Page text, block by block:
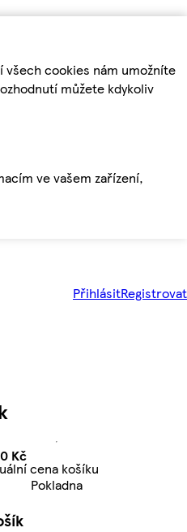
všech cookies nám umožníte
můžete kdykoliv
ve vašem zařízení,
PřihlásitRegistrovat
KčAktuální cena košíku
Kč
cena košíku
Pokladna